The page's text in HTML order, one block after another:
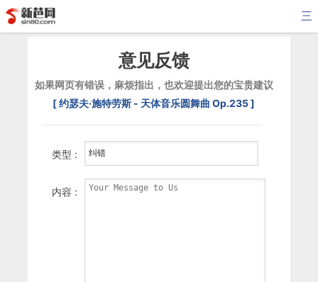
三
意见反馈
如果网页有错误，麻烦指出，也欢迎提出您的宝贵建议
[ 约瑟夫·施特劳斯 - 天体音乐圆舞曲 Op.235 ]
类型 :
内容 :